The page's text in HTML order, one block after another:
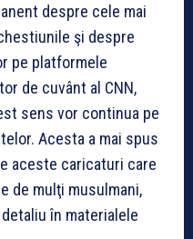
despre cele mai
şi despre
pe platformele
de cuvânt al CNN,
sens vor continua pe
Acesta a mai spus
aceste caricaturi care
de mulţi musulmani,
în materialele